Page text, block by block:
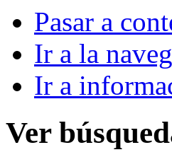
Pasar a
Ir a la
Ir a
Ver